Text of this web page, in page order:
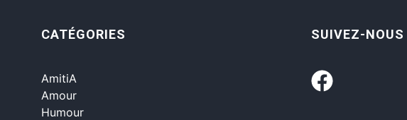
CATÉGORIES
AmitiA
Amour
Humour
SUIVEZ-NOUS